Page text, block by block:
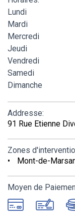
Lundi
Mardi
Mercredi
Jeudi
Vendredi
Samedi
Dimanche
Addresse:
91 Rue Etienne
Zones
Mont-de-
Moyen de